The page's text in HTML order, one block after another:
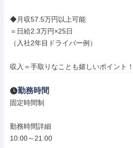
◆月収57.5万円以上可能
＝日給2.3万円×25日
（入社2年目ドライバー例）
収入＝手取りなことも嬉しいポイント！
勤務時間
固定時間制
勤務時間詳細
10:00～21:00